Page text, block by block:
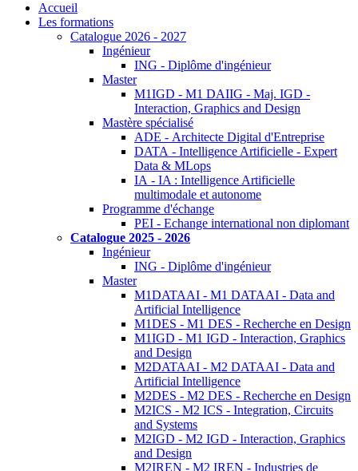
Accueil
Les formations
Catalogue 2026 - 2027
Ingénieur
ING - Diplôme d'ingénieur
Master
M1IGD - M1 DAIIG - Maj. IGD -
Interaction, Graphics and Design
Mastère spécialisé
ADE - Architecte Digital d'Entreprise
DATA - Intelligence Artificielle - Expert
Data & MLops
IA - IA : Intelligence Artificielle
multimodale et autonome
Programme d'échange
PEI - Echange international non diplomant
Catalogue 2025 - 2026
Ingénieur
ING - Diplôme d'ingénieur
Master
M1DATAAI - M1 DATAAI - Data and
Artificial Intelligence
M1DES - M1 DES - Recherche en Design
M1IGD - M1 IGD - Interaction, Graphics
and Design
M2DATAAI - M2 DATAAI - Data and
Artificial Intelligence
M2DES - M2 DES - Recherche en Design
M2ICS - M2 ICS - Integration, Circuits
and Systems
M2IGD - M2 IGD - Interaction, Graphics
and Design
M2IREN - M2 IREN - Industries de